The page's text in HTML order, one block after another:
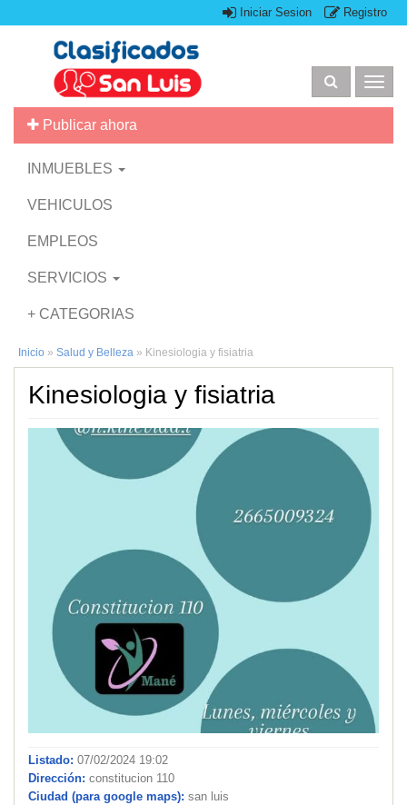
Iniciar Sesion Registro
Publicar ahora
INMUEBLES
VEHICULOS
EMPLEOS
SERVICIOS
+ CATEGORIAS
Inicio » Salud y Belleza » Kinesiologia y fisiatria
Kinesiologia y fisiatria
Listado: 07/02/2024 19:02
Dirección: constitucion 110
Ciudad (para google maps): san luis